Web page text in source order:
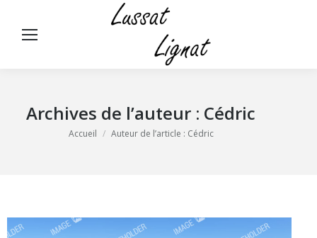
Archives de l’auteur : Cédric
Vous êtes ici :
Accueil Auteur de l’article : Cédric
Panneau de gestion des cookies